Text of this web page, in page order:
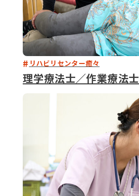
リハビリセンター癒々
理学療法士／作業療法士